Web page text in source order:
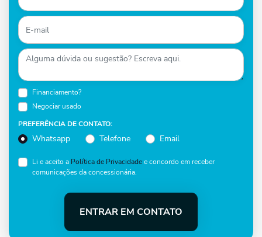
Financiamento?
Negociar usado
PREFERÊNCIA DE CONTATO:
Whatsapp Telefone Email
Li e aceito a Política de Privacidadee concordo em receber
comunicações da concessionária.
ENTRAR EM CONTATO